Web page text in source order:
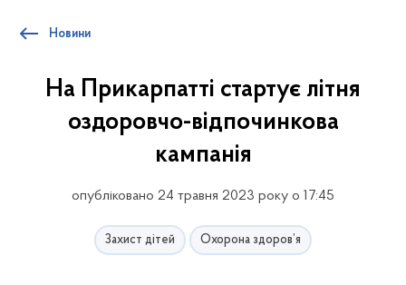
Новини
На Прикарпатті стартує літня
оздоровчо-відпочинкова
кампанія
опубліковано 24 травня 2023 року о 17:45
Захист дітей Охорона здоров’я